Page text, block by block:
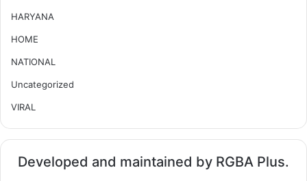
HARYANA
HOME
NATIONAL
Uncategorized
VIRAL
Developed and maintained by RGBA Plus.